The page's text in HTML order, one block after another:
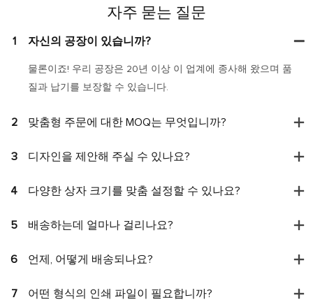
자주 묻는 질문
1 자신의 공장이 있습니까?
물론이죠! 우리 공장은 20년 이상 이 업계에 종사해 왔으며 품
질과 납기를 보장할 수 있습니다.
2 맞춤형 주문에 대한 MOQ는 무엇입니까?
3 디자인을 제안해 주실 수 있나요?
4 다양한 상자 크기를 맞춤 설정할 수 있나요?
5 배송하는데 얼마나 걸리나요?
6 언제, 어떻게 배송되나요?
7 어떤 형식의 인쇄 파일이 필요합니까?